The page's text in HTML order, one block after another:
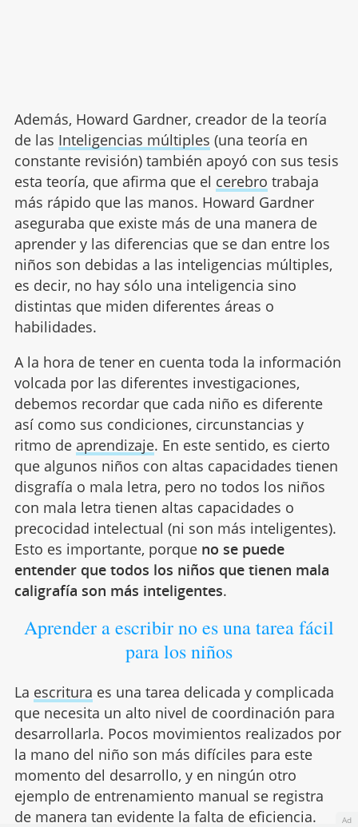
Además, Howard Gardner, creador de la teoría
de las Inteligencias múltiples (una teoría en
constante revisión) también apoyó con sus tesis
esta teoría, que afirma que el cerebro trabaja
más rápido que las manos. Howard Gardner
aseguraba que existe más de una manera de
aprender y las diferencias que se dan entre los
niños son debidas a las inteligencias múltiples,
es decir, no hay sólo una inteligencia sino
distintas que miden diferentes áreas o
habilidades.
A la hora de tener en cuenta toda la información
volcada por las diferentes investigaciones,
debemos recordar que cada niño es diferente
así como sus condiciones, circunstancias y
ritmo de aprendizaje. En este sentido, es cierto
que algunos niños con altas capacidades tienen
disgrafía o mala letra, pero no todos los niños
con mala letra tienen altas capacidades o
precocidad intelectual (ni son más inteligentes).
Esto es importante, porque no se puede
entender que todos los niños que tienen mala
caligrafía son más inteligentes.
Aprender a escribir no es una tarea fácil
para los niños
La escritura es una tarea delicada y complicada
que necesita un alto nivel de coordinación para
desarrollarla. Pocos movimientos realizados por
la mano del niño son más difíciles para este
momento del desarrollo, y en ningún otro
ejemplo de entrenamiento manual se registra
de manera tan evidente la falta de eficiencia.
Ad